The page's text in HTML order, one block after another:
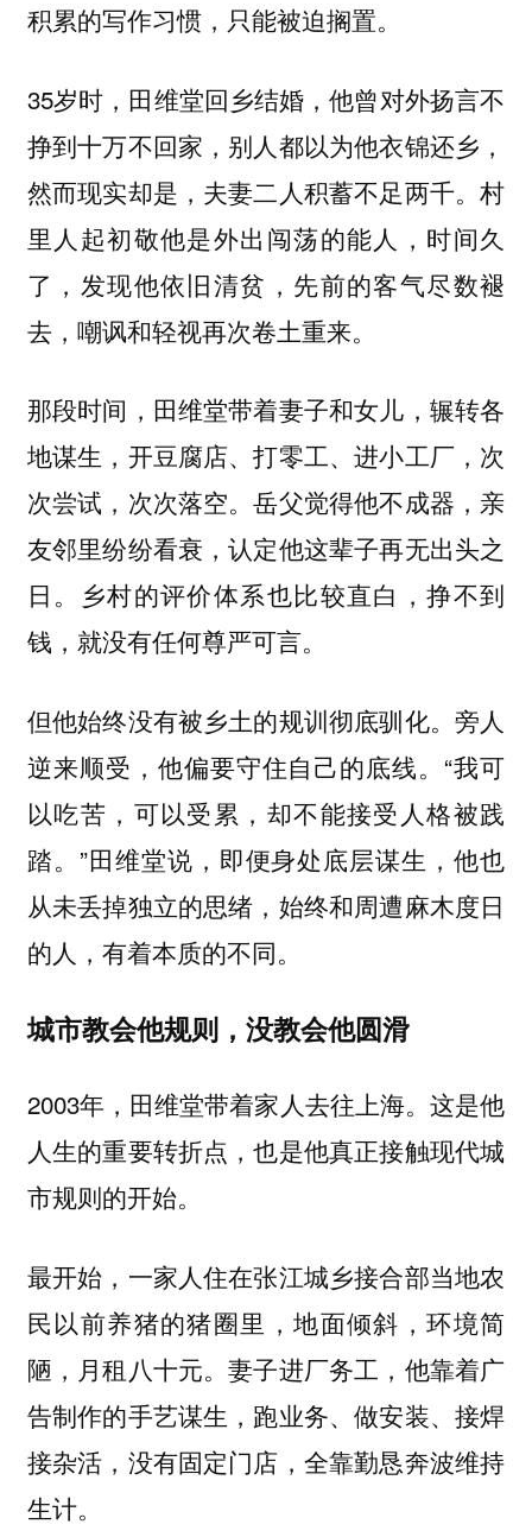
积累的写作习惯，只能被迫搁置。
35岁时，田维堂回乡结婚，他曾对外扬言不
挣到十万不回家，别人都以为他衣锦还乡，
然而现实却是，夫妻二人积蓄不足两千。村
里人起初敬他是外出闯荡的能人，时间久
了，发现他依旧清贫，先前的客气尽数褪
去，嘲讽和轻视再次卷土重来。
那段时间，田维堂带着妻子和女儿，辗转各
地谋生，开豆腐店、打零工、进小工厂，次
次尝试，次次落空。岳父觉得他不成器，亲
友邻里纷纷看衰，认定他这辈子再无出头之
日。乡村的评价体系也比较直白，挣不到
钱，就没有任何尊严可言。
但他始终没有被乡土的规训彻底驯化。旁人
逆来顺受，他偏要守住自己的底线。“我可
以吃苦，可以受累，却不能接受人格被践
踏。”田维堂说，即便身处底层谋生，他也
从未丢掉独立的思绪，始终和周遭麻木度日
的人，有着本质的不同。
城市教会他规则，没教会他圆滑
2003年，田维堂带着家人去往上海。这是他
人生的重要转折点，也是他真正接触现代城
市规则的开始。
最开始，一家人住在张江城乡接合部当地农
民以前养猪的猪圈里，地面倾斜，环境简
陋，月租八十元。妻子进厂务工，他靠着广
告制作的手艺谋生，跑业务、做安装、接焊
接杂活，没有固定门店，全靠勤恳奔波维持
生计。